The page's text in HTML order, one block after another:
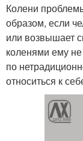
Колени
образом, если
или возвышает
коленями ему
по
относиться к